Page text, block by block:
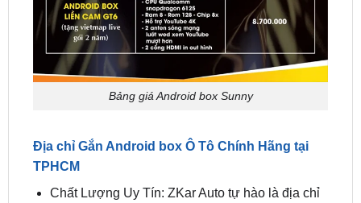
Bảng giá Android box Sunny
Địa chỉ Gắn Android box Ô Tô Chính Hãng tại
Chất Lượng Uy Tín: ZKar Auto tự hào là địa chỉ
uy tín với nhiều năm kinh nghiệm trong ngành ô
tô. Chúng tôi đảm bảo mang đến sản phẩm và